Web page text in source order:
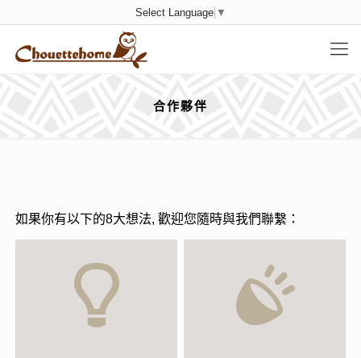
Select Language ▼
合作夥伴
如果你有以下的8大想法, 歡迎您隨時與我們聯繫：